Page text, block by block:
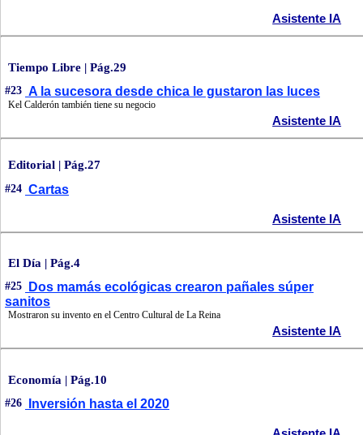
Asistente IA
Tiempo Libre | Pág.29
#23 A la sucesora desde chica le gustaron las luces
Kel Calderón también tiene su negocio
Asistente IA
Editorial | Pág.27
#24 Cartas
Asistente IA
El Día | Pág.4
#25
Dos mamás ecológicas crearon pañales súper
sanitos
Mostraron su invento en el Centro Cultural de La Reina
Asistente IA
Economía | Pág.10
#26 Inversión hasta el 2020